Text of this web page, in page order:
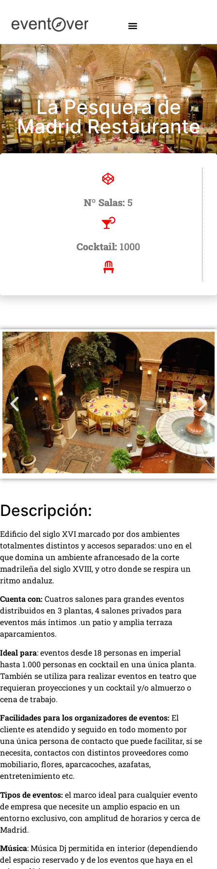
La Pesquera de
Madrid Restaurante
Nº Salas: 5
Cocktail: 1000
Descripción:
Edificio del siglo XVI marcado por dos ambientes
totalmentes distintos y accesos separados: uno en el
que domina un ambiente afrancesado de la corte
madrileña del siglo XVIII, y otro donde se respira un
ritmo andaluz.
Cuenta con: Cuatros salones para grandes eventos
distribuidos en 3 plantas, 4 salones privados para
eventos más íntimos .un patio y amplia terraza
aparcamientos.
Ideal para: eventos desde 18 personas en imperial
hasta 1.000 personas en cocktail en una única planta.
También se utiliza para realizar eventos en teatro que
requieran proyecciones y un cocktail y/o almuerzo o
cena de trabajo.
Facilidades para los organizadores de eventos: El
cliente es atendido y seguido en todo momento por
una única persona de contacto que puede facilitar, si se
necesita, contactos con distintos proveedores como
mobiliario, flores, aparcacoches, azafatas,
entretenimiento etc.
Tipos de eventos: el marco ideal para cualquier evento
de empresa que necesite un amplio espacio en un
entorno exclusivo, con amplitud de horarios y cerca de
Madrid.
Música: Música Dj permitida en interior (dependiendo
del espacio reservado y de los eventos que haya en el